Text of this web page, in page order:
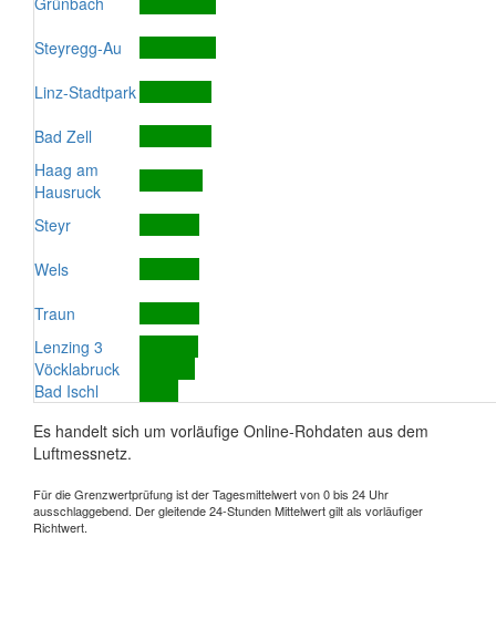
Steyregg-Au
Linz-Stadtpark
Bad Zell
Haag am
Hausruck
Steyr
Wels
Traun
Lenzing 3
Vöcklabruck
Bad Ischl
Es handelt sich um vorläufige Online-Rohdaten aus dem
Luftmessnetz.
Für die Grenzwertprüfung ist der Tagesmittelwert von 0 bis 24 Uhr
ausschlaggebend. Der gleitende 24-Stunden Mittelwert gilt als vorläufiger
Richtwert.